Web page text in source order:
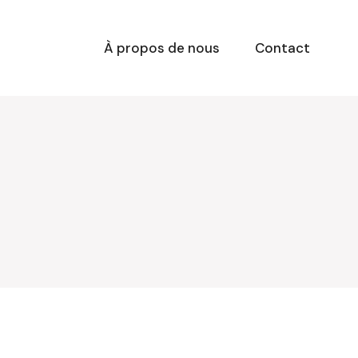
À propos de nous
Contact